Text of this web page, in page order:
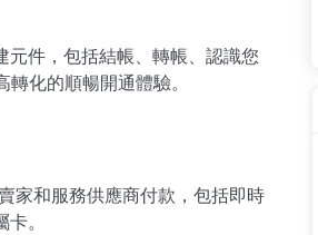
件，包括結帳、轉帳、認識您
化的順暢開通體驗。
家和服務供應商付款，包括即時
。